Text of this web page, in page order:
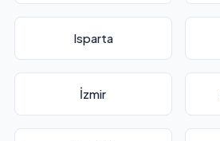
Isparta
İzmir